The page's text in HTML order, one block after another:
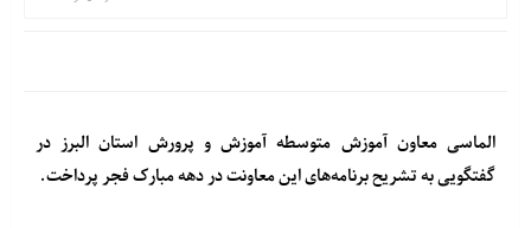
الماسی معاون آموزش متوسطه آموزش و پرورش استان البرز در
گفتگویی به تشریح برنامه‌های این معاونت در دهه مبارک فجر پرداخت.